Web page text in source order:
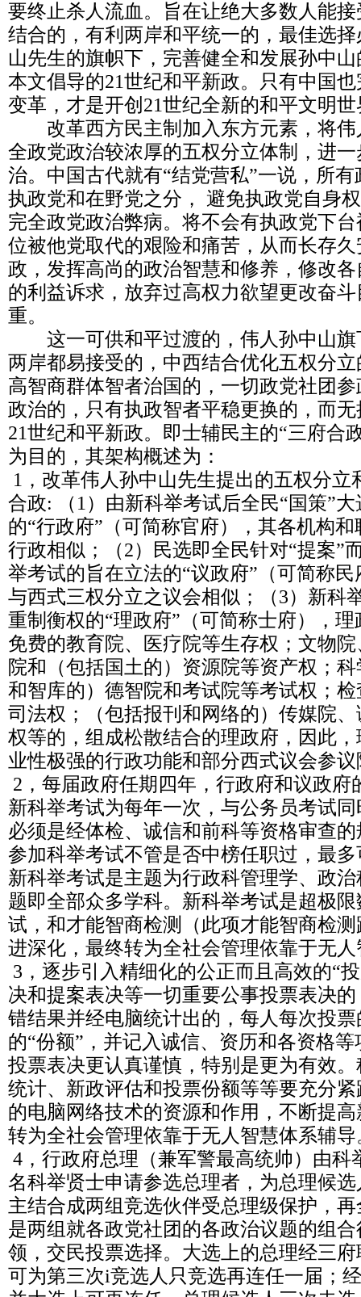
要终止杀人流血。旨在让绝大多数人能
结合的，有利两岸和平统一的，最佳选
山先生的旗帜下，完善健全和发展孙中
本文倡导的21世纪和平新政。只有中国
变革，才是开创21世纪全新的和平文明
改革西方民主制加入东方元素，将伟
全政党政治较浓厚的五权分立体制，进
治。中国古代就有“结党营私”一说，所
执政党和在野党之分， 避免执政党自身
完全政党政治弊病。将不会有执政党下
位被他党取代的艰险和痛苦，从而长存
政，发挥高尚的政治智慧和修养，修改
的利益诉求，放弃过高权力欲望更改奋
重。
这一可供和平过渡的，伟人孙中山旗
两岸都易接受的，中西结合优化五权分
高智商群体智者治国的，一切政党社团
政治的，只有执政智者平稳更换的，而
21世纪和平新政。即士辅民主的“三府合
为目的，其架构概述为：
1，改革伟人孙中山先生提出的五权分立
合政: （1）由新科举考试后全民“国策”
的“行政府”（可简称官府），其各机构
行政相似；（2）民选即全民针对“提案”
举考试的旨在立法的“议政府”（可简称
与西式三权分立之议会相似；（3）新科
重制衡权的“理政府”（可简称士府），
免费的教育院、医疗院等生存权；文物
院和（包括国土的）资源院等资产权；
和智库的）德智院和考试院等考试权；
司法权；（包括报刊和网络的）传媒院
权等的，组成松散结合的理政府，因此
业性极强的行政功能和部分西式议会参
2，每届政府任期四年，行政府和议政府
新科举考试为每年一次，与公务员考试
必须是经体检、诚信和前科等资格审查
参加科举考试不管是否中榜任职过，最
新科举考试是主题为行政科管理学、政
题即全部众多学科。新科举考试是超极
试，和才能智商检测（此项才能智商检
进深化，最终转为全社会管理依靠于无
3，逐步引入精细化的公正而且高效的“
决和提案表决等一切重要公事投票表决
错结果并经电脑统计出的，每人每次投
的“份额”，并记入诚信、资历和各资格
投票表决更认真谨慎，特别是更为有效
统计、新政评估和投票份额等等要充分
的电脑网络技术的资源和作用，不断提
转为全社会管理依靠于无人智慧体系辅导
4，行政府总理（兼军警最高统帅）由科
名科举贤士申请参选总理者，为总理候
主结合成两组竞选伙伴受总理级保护，
是两组就各政党社团的各政治议题的组
领，交民投票选择。大选上的总理经三
可为第三次i竞选人只竞选再连任一届；